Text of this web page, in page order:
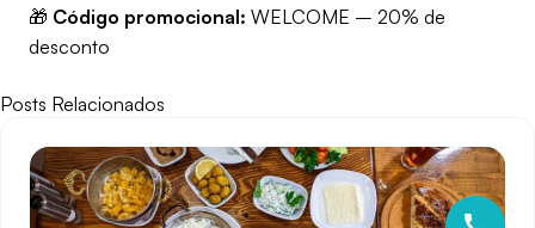
🎁 Código promocional: WELCOME – 20% de
desconto
Posts Relacionados